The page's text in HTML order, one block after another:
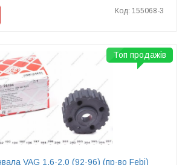
Код: 155068-3
VAG 1.6-2.0 (92-96) (пр-во Febi)
Топ продажів